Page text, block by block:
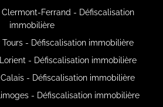
Clermont-Ferrand - Défiscalisation
immobilière
Tours - Défiscalisation immobilière
- Défiscalisation immobilière
- Défiscalisation immobilière
- Défiscalisation immobilière